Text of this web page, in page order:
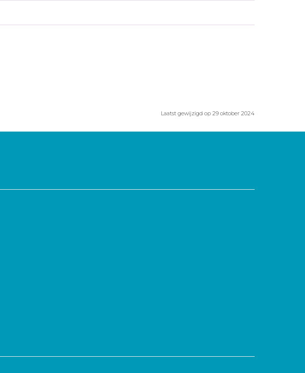
Laatst gewijzigd op 29 oktober 2024